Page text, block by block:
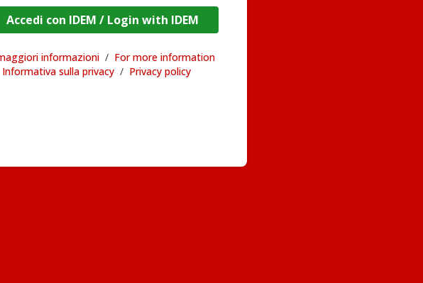
Accedi con IDEM / Login with IDEM
informazioni / For more information
Informativa sulla privacy / Privacy policy